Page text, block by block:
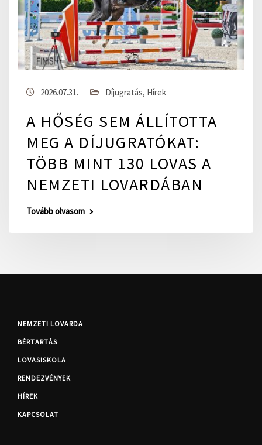
2026.07.31. Díjugratás, Hírek
A HŐSÉG SEM ÁLLÍTOTTA
MEG A DÍJUGRATÓKAT:
TÖBB MINT 130 LOVAS A
NEMZETI LOVARDÁBAN
Tovább olvasom
NEMZETI LOVARDA
BÉRTARTÁS
LOVASISKOLA
RENDEZVÉNYEK
HÍREK
KAPCSOLAT